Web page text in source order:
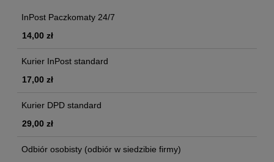
InPost Paczkomaty 24/7
14,00 zł
Kurier InPost standard
17,00 zł
Kurier DPD standard
29,00 zł
Odbiór osobisty (odbiór w siedzibie firmy)